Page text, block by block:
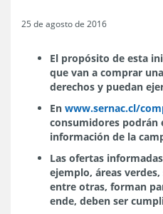
25 de agosto de 2016
El propósito de esta
que van a comprar
derechos y puedan
En www.sernac.cl/
consumidores podrán
información de la
Las ofertas
ejemplo, áreas
entre otras, forman
ende, deben ser